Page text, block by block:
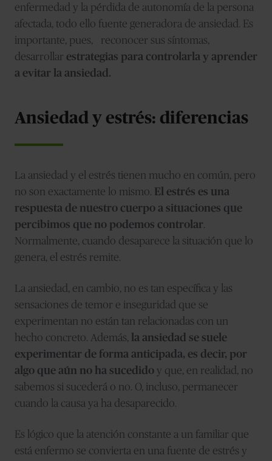
enfermedad y la pérdida de autonomía de la persona
afectada, todo ello fuente generadora de ansiedad. Es
importante, pues, reconocer sus síntomas,
desarrollar estrategias para controlarla y aprender
a evitar la ansiedad.
Ansiedad y estrés: diferencias
La ansiedad y el estrés tienen mucho en común, pero
no son exactamente lo mismo. El estrés es una
respuesta de nuestro cuerpo a situaciones que
percibimos que no podemos controlar.
Normalmente, cuando desaparece la situación que lo
genera, el estrés remite.
La ansiedad, en cambio, no es tan específica y las
sensaciones de temor e inseguridad que se
experimentan no están tan relacionadas con un
hecho concreto. Además, la ansiedad se suele
experimentar de forma anticipada, es decir, por
algo que aún no ha sucedido y que, en realidad, no
sabemos si sucederá o no. O, incluso, permanecer
cuando la causa ya ha desaparecido.
Es lógico que la atención constante a un familiar que
está enfermo se convierta en una fuente de estrés y